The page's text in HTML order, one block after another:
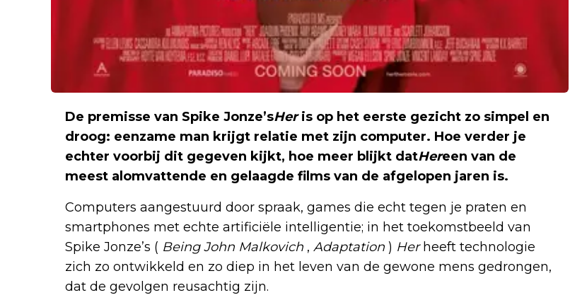
De premisse van Spike Jonze’sHeris op het eerste gezicht zo simpel en
droog: eenzame man krijgt relatie met zijn computer. Hoe verder je
echter voorbij dit gegeven kijkt, hoe meer blijkt datHereen van de
meest alomvattende en gelaagde films van de afgelopen jaren is.
Computers aangestuurd door spraak, games die echt tegen je praten en
smartphones met echte artificiële intelligentie; in het toekomstbeeld van
Spike Jonze’s ( Being John Malkovich , Adaptation ) Herheeft technologie
zich zo ontwikkeld en zo diep in het leven van de gewone mens gedrongen,
dat de gevolgen reusachtig zijn.